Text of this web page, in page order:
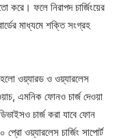
করে। ফলে নিরাপদ চার্জিংয়ের
মাধ্যমে শক্তি সংগ্রহ
ওয়্যারড ও ওয়্যারলেস
এমনিক ফোনও চার্জ দেওয়া
চার্জ করা যাবে ফোন
ওয়্যারলেস চার্জিং সাপোর্ট